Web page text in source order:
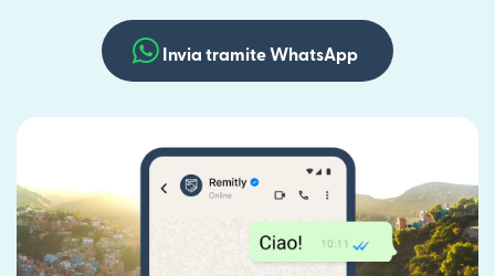
Invia tramite WhatsApp